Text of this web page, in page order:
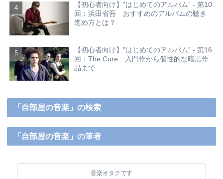
【初心者向け】”はじめてのアルバム” - 第10
回：浜田省吾 おすすめのアルバムの聴き
進め方とは？
【初心者向け】”はじめてのアルバム” - 第16
回：The Cure 入門作から個性的な暗黒作
品まで
「自部屋の音楽」の検索
「自部屋の音楽」の筆者
音楽オタクです